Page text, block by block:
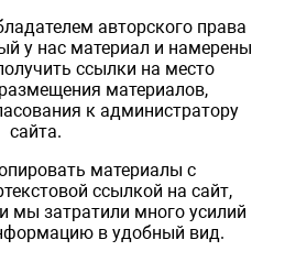
авторского права
у нас материал и намерены
ссылки на место
материалов,
к администратору
сайта.
материалы с
ссылкой на сайт,
мы затратили много усилий
в удобный вид.